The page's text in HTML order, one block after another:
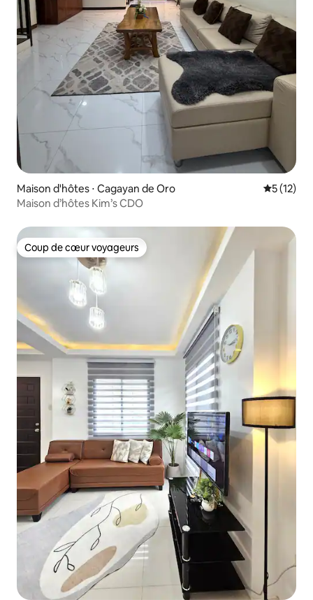
Maison d'hôtes ⋅ Cagayan de Oro
5 (12)
Maison d’hôtes Kim’s CDO
Coup de cœur voyageurs
Coup de cœur voyageurs